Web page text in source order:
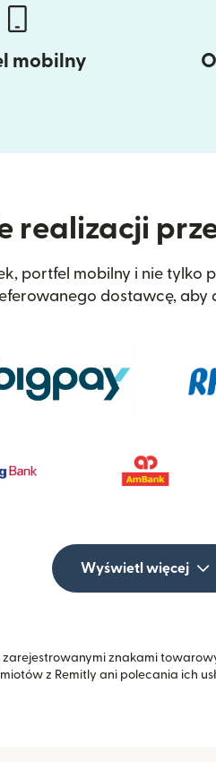
mobilny
realizacji
portfel mobilny i nie tylko
dostawcę, aby
Wyświetl więcej
znakami
z Remitly ani polecania ich